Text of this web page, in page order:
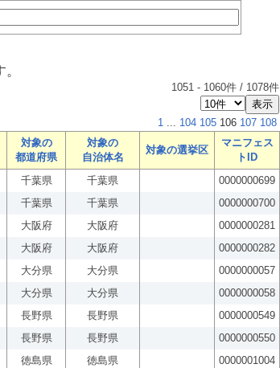
1051 - 1060件 / 1078件
1 ... 104 105 106 107 108
対象の
都道府県
対象の
自治体名
対象の選挙区
マニフェス
トID
千葉県 千葉県
0000000699
千葉県 千葉県
0000000700
大阪府 大阪府
0000000281
大阪府 大阪府
0000000282
大分県 大分県
0000000057
大分県 大分県
0000000058
長野県 長野県
0000000549
長野県 長野県
0000000550
徳島県 徳島県
0000001004